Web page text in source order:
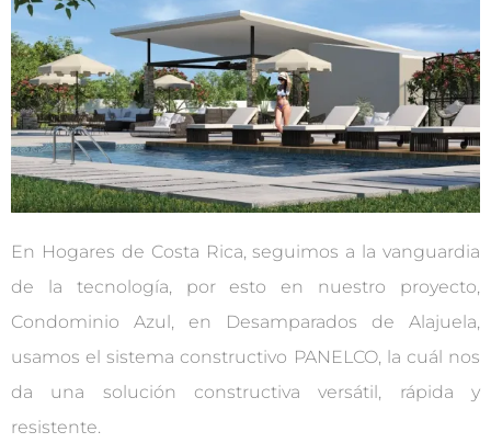
En Hogares de Costa Rica, seguimos a la vanguardia
de la tecnología, por esto en nuestro proyecto,
Condominio Azul, en Desamparados de Alajuela,
usamos el sistema constructivo PANELCO, la cuál nos
da una solución constructiva versátil, rápida y
resistente.